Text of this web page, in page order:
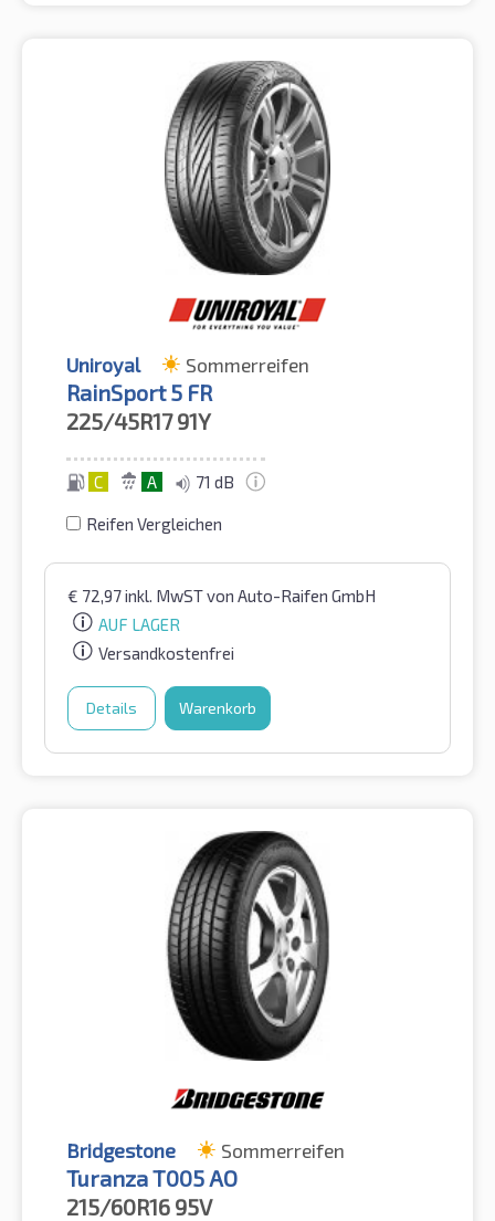
Uniroyal Sommerreifen
RainSport 5 FR
225/45R17 91Y
C A 71 dB
Reifen Vergleichen
€ 72,97inkl. MwSTvon Auto-Raifen GmbH
AUF LAGER
Versandkostenfrei
Details Warenkorb
Bridgestone Sommerreifen
Turanza T005 AO
215/60R16 95V